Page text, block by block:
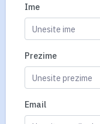
Ime
Prezime
Email